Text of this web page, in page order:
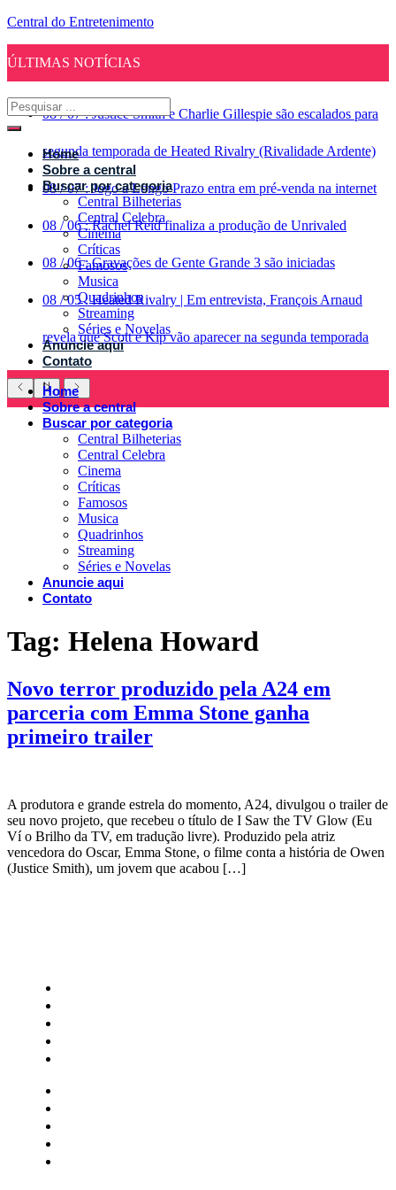
Central do Entretenimento
ÚLTIMAS NOTÍCIAS
08 / 07 : Justice Smith e Charlie Gillespie são escalados para
segunda temporada de Heated Rivalry (Rivalidade Ardente)
08 / 07 : Jogo a Longo Prazo entra em pré-venda na internet
08 / 06 : Rachel Reid finaliza a produção de Unrivaled
08 / 06 : Gravações de Gente Grande 3 são iniciadas
08 / 05 : Heated Rivalry | Em entrevista, François Arnaud
revela que Scott e Kip vão aparecer na segunda temporada
Home
Sobre a central
Buscar por categoria
Central Bilheterias
Central Celebra
Cinema
Críticas
Famosos
Musica
Quadrinhos
Streaming
Séries e Novelas
Anuncie aqui
Contato
Home
Sobre a central
Buscar por categoria
Central Bilheterias
Central Celebra
Cinema
Críticas
Famosos
Musica
Quadrinhos
Streaming
Séries e Novelas
Anuncie aqui
Contato
Tag: Helena Howard
Novo terror produzido pela A24 em
parceria com Emma Stone ganha
primeiro trailer
A produtora e grande estrela do momento, A24, divulgou o trailer de
seu novo projeto, que recebeu o título de I Saw the TV Glow (Eu
Ví o Brilho da TV, em tradução livre). Produzido pela atriz
vencedora do Oscar, Emma Stone, o filme conta a história de Owen
(Justice Smith), um jovem que acabou […]